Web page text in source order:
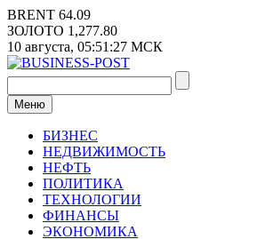
Перейти
к
содержимому
BRENT 64.09
ЗОЛОТО 1,277.80
10 августа, 05:51:27 МСК
Меню
БИЗНЕС
НЕДВИЖИМОСТЬ
НЕФТЬ
ПОЛИТИКА
ТЕХНОЛОГИИ
ФИНАНСЫ
ЭКОНОМИКА